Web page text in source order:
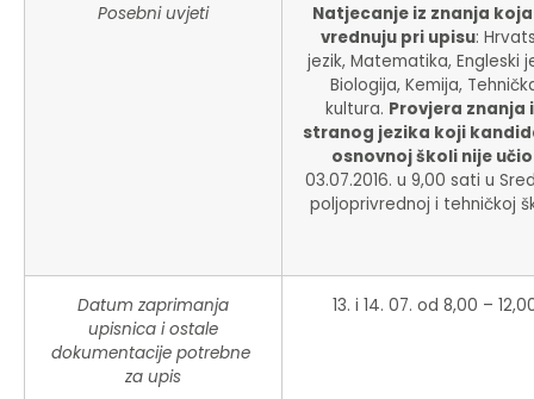
Posebni uvjeti
Natjecanje iz znanja
vrednuju pri upisu:
jezik, Matematika, Engleski
Biologija, Kemija,
kultura. Provjera znanja
stranog jezika koji
osnovnoj školi nije
03.07.2016. u 9,00 sati u
poljoprivrednoj i tehničkoj
Datum zaprimanja
upisnica i ostale
dokumentacije potrebne
za upis
13. i 14. 07. od 8,00 –